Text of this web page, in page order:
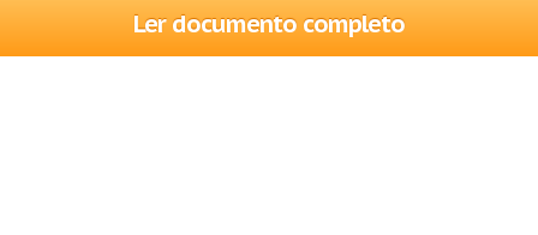
Ler documento completo